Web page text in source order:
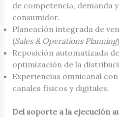
de competencia, demanda
consumidor.
Planeación integrada de
(Sales & Operations Planning
Reposición automatizada
optimización de la
Experiencias omnicanal
canales físicos y digitales.
Del soporte a la ejecución